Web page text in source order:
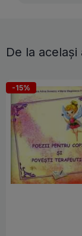
De la același
-15%